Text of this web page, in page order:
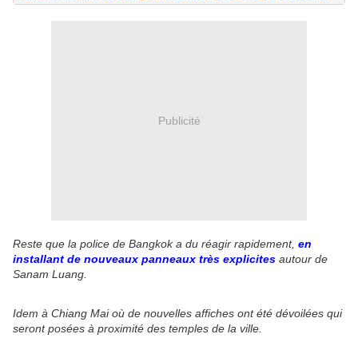
Publicité
Reste que la police de Bangkok a du réagir rapidement, en
installant de nouveaux panneaux très explicites autour de
Sanam Luang.
Idem à Chiang Mai où de nouvelles affiches ont été dévoilées qui
seront posées à proximité des temples de la ville.